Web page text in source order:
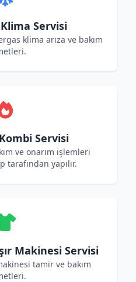
Servisi
klima arıza ve bakım
Servisi
ve onarım işlemleri
tarafından yapılır.
Makinesi Servisi
tamir ve bakım